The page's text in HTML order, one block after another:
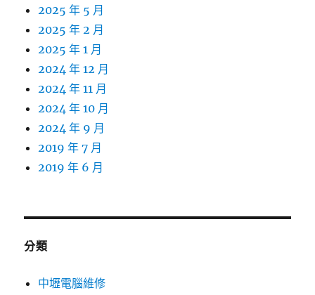
2025 年 5 月
2025 年 2 月
2025 年 1 月
2024 年 12 月
2024 年 11 月
2024 年 10 月
2024 年 9 月
2019 年 7 月
2019 年 6 月
分類
中壢電腦維修